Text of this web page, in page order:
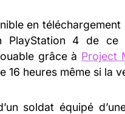
en
PlayStation 4 de
grâce à Project
heures même si la
soldat équipé